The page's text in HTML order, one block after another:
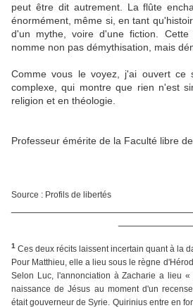
peut être dit autrement. La flûte
énormément, même si, en tant
d'un mythe, voire d'une fiction.
nomme non pas démythisation, mais
Comme vous le voyez, j'ai ouvert ce
complexe, qui montre que rien n'est
religion et en théologie.
Professeur émérite de la Faculté libre
Source : Profils de libertés
1 Ces deux récits laissent incertain quant à la
Pour Matthieu, elle a lieu sous le règne
Selon Luc, l'annonciation à Zacharie a lieu
naissance de Jésus au moment d'un
était gouverneur de Syrie. Quirinius entre en